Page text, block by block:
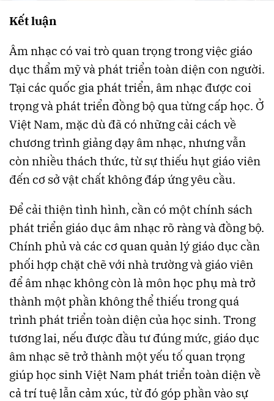
Kết luận
Âm nhạc có vai trò quan trọng trong việc giáo
dục thẩm mỹ và phát triển toàn diện con người.
Tại các quốc gia phát triển, âm nhạc được coi
trọng và phát triển đồng bộ qua từng cấp học. Ở
Việt Nam, mặc dù đã có những cải cách về
chương trình giảng dạy âm nhạc, nhưng vẫn
còn nhiều thách thức, từ sự thiếu hụt giáo viên
đến cơ sở vật chất không đáp ứng yêu cầu.
Để cải thiện tình hình, cần có một chính sách
phát triển giáo dục âm nhạc rõ ràng và đồng bộ.
Chính phủ và các cơ quan quản lý giáo dục cần
phối hợp chặt chẽ với nhà trường và giáo viên
để âm nhạc không còn là môn học phụ mà trở
thành một phần không thể thiếu trong quá
trình phát triển toàn diện của học sinh. Trong
tương lai, nếu được đầu tư đúng mức, giáo dục
âm nhạc sẽ trở thành một yếu tố quan trọng
giúp học sinh Việt Nam phát triển toàn diện về
cả trí tuệ lẫn cảm xúc, từ đó góp phần vào sự